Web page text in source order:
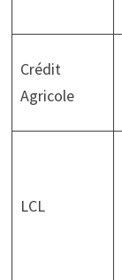
Crédit
Agricole
LCL